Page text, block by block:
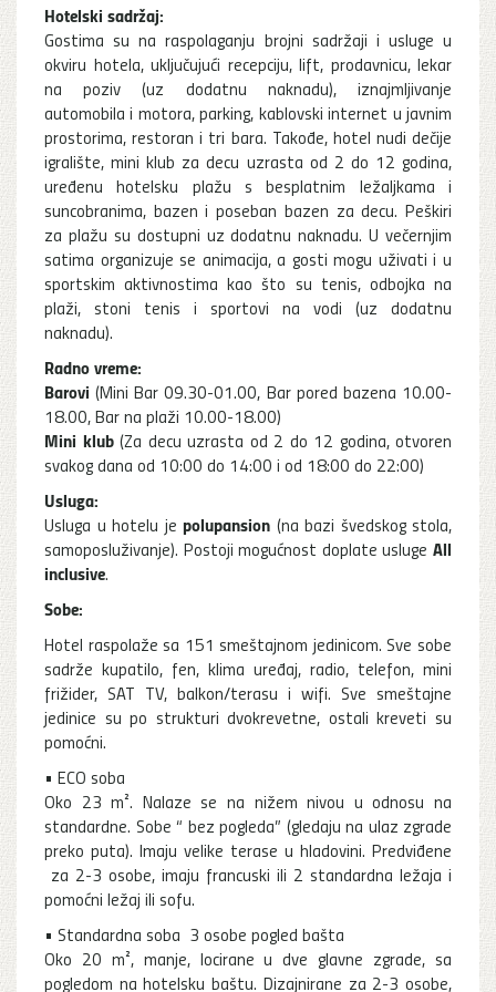
Hotelski sadržaj:
Gostima su na raspolaganju brojni sadržaji i usluge u
okviru hotela, uključujući recepciju, lift, prodavnicu, lekar
na poziv (uz dodatnu naknadu), iznajmljivanje
automobila i motora, parking, kablovski internet u javnim
prostorima, restoran i tri bara. Takođe, hotel nudi dečije
igralište, mini klub za decu uzrasta od 2 do 12 godina,
uređenu hotelsku plažu s besplatnim ležaljkama i
suncobranima, bazen i poseban bazen za decu. Peškiri
za plažu su dostupni uz dodatnu naknadu. U večernjim
satima organizuje se animacija, a gosti mogu uživati i u
sportskim aktivnostima kao što su tenis, odbojka na
plaži, stoni tenis i sportovi na vodi (uz dodatnu
naknadu).
Radno vreme:
Barovi (Mini Bar 09.30-01.00, Bar pored bazena 10.00-
18.00, Bar na plaži 10.00-18.00)
Mini klub(Za decu uzrasta od 2 do 12 godina, otvoren
svakog dana od 10:00 do 14:00 i od 18:00 do 22:00)
Usluga:
Usluga u hotelu je polupansion (na bazi švedskog stola,
samoposluživanje). Postoji mogućnost doplate usluge All
inclusive.
Sobe:
Hotel raspolaže sa 151 smeštajnom jedinicom. Sve sobe
sadrže kupatilo, fen, klima uređaj, radio, telefon, mini
frižider, SAT TV, balkon/terasu i wifi. Sve smeštajne
jedinice su po strukturi dvokrevetne, ostali kreveti su
pomoćni.
• ECO soba
Oko 23 m². Nalaze se na nižem nivou u odnosu na
standardne. Sobe “ bez pogleda” (gledaju na ulaz zgrade
preko puta). Imaju velike terase u hladovini. Predviđene
za 2-3 osobe, imaju francuski ili 2 standardna ležaja i
pomoćni ležaj ili sofu.
• Standardna soba 3 osobe pogled bašta
Oko 20 m², manje, locirane u dve glavne zgrade, sa
pogledom na hotelsku baštu. Dizajnirane za 2-3 osobe,